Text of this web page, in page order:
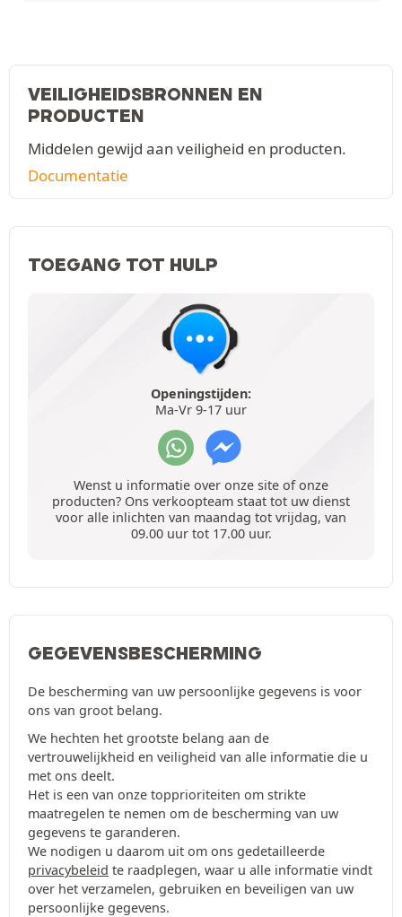
VEILIGHEIDSBRONNEN EN
PRODUCTEN
Middelen gewijd aan veiligheid en producten.
Documentatie
TOEGANG TOT HULP
Openingstijden:
Ma-Vr 9-17 uur
Wenst u informatie over onze site of onze
producten? Ons verkoopteam staat tot uw dienst
voor alle inlichten van maandag tot vrijdag, van
09.00 uur tot 17.00 uur.
GEGEVENSBESCHERMING
De bescherming van uw persoonlijke gegevens is voor
ons van groot belang.
We hechten het grootste belang aan de
vertrouwelijkheid en veiligheid van alle informatie die u
met ons deelt.
Het is een van onze topprioriteiten om strikte
maatregelen te nemen om de bescherming van uw
gegevens te garanderen.
We nodigen u daarom uit om ons gedetailleerde
privacybeleid te raadplegen, waar u alle informatie vindt
over het verzamelen, gebruiken en beveiligen van uw
persoonlijke gegevens.